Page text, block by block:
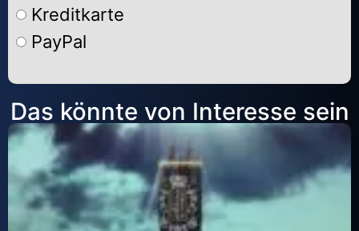
Kreditkarte
PayPal
Alternative:
Das könnte von Interesse sein